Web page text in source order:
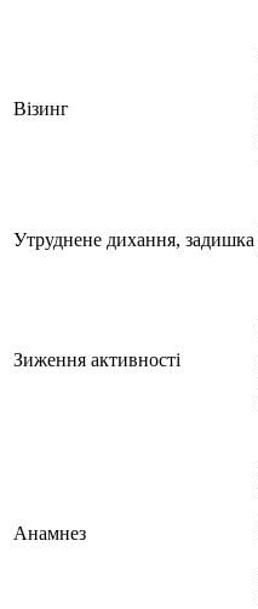
Візинг
Утруднене дихання, задишка
Зиження активності
Анамнез